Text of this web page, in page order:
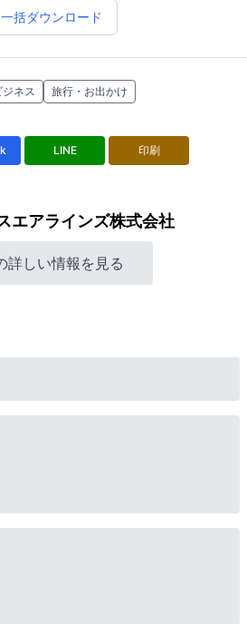
一括ダウンロード
ネス 旅行・お出かけ
LINE 印刷
エアラインズ株式会社
詳しい情報を見る